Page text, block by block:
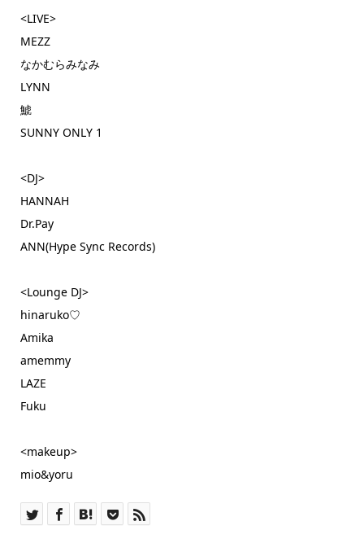
<LIVE>
MEZZ
なかむらみなみ
LYNN
鯱
SUNNY ONLY 1
<DJ>
HANNAH
Dr.Pay
ANN(Hype Sync Records)
<Lounge DJ>
hinaruko♡
Amika
amemmy
LAZE
Fuku
<makeup>
mio&yoru